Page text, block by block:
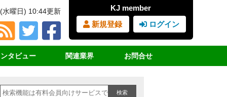
KJ member
新規登録
ログイン
曜日) 10:44更新
タビュー
イクル女子
関連業界
ＰＥＴボトル
お問合せ
購読の申込み
検索